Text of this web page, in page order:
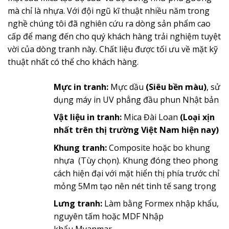
mà chỉ là nhựa. Với đội ngũ kĩ thuật nhiều năm trong
nghề chúng tôi đã nghiên cứu ra dòng sản phẩm cao
cấp để mang đến cho quý khách hàng trải nghiệm tuyệt
vời của dòng tranh này. Chất liệu được tối ưu về mặt kỹ
thuật nhất có thể cho khách hàng.
Mực in tranh:Mực dầu (Siêu bền màu), sử
dụng máy in UV phẳng đầu phun Nhật bản
Vật liệu in tranh:Mica Đài Loan (Loại xịn
nhất trên thị trường Việt Nam hiện nay)
Khung tranh:Composite hoặc bo khung
nhựa (Tùy chọn). Khung đóng theo phong
cách hiện đại với mặt hiển thị phía trước chỉ
mỏng 5Mm tạo nên nét tinh tế sang trọng
Lưng tranh:Làm bằng Formex nhập khẩu,
nguyên tấm hoặc MDF Nhập